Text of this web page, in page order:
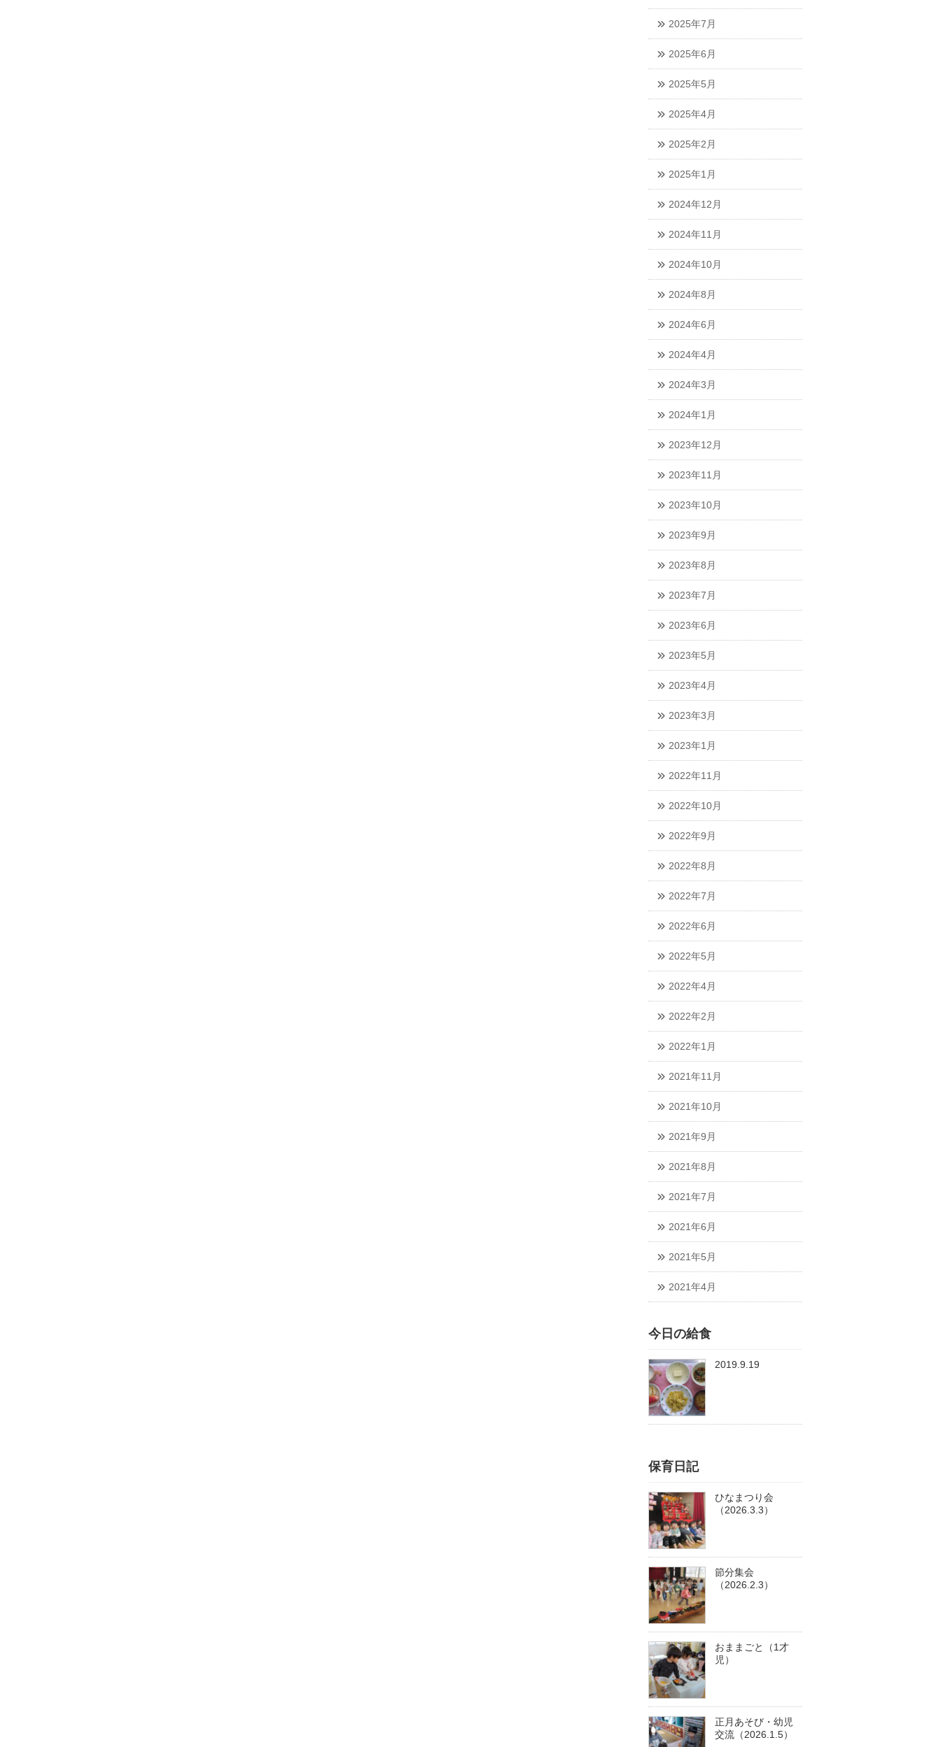
2025年7月
2025年6月
2025年5月
2025年4月
2025年2月
2025年1月
2024年12月
2024年11月
2024年10月
2024年8月
2024年6月
2024年4月
2024年3月
2024年1月
2023年12月
2023年11月
2023年10月
2023年9月
2023年8月
2023年7月
2023年6月
2023年5月
2023年4月
2023年3月
2023年1月
2022年11月
2022年10月
2022年9月
2022年8月
2022年7月
2022年6月
2022年5月
2022年4月
2022年2月
2022年1月
2021年11月
2021年10月
2021年9月
2021年8月
2021年7月
2021年6月
2021年5月
2021年4月
今日の給食
2019.9.19
保育日記
ひなまつり会
（2026.3.3）
節分集会
（2026.2.3）
おままごと（1才
児）
正月あそび・幼児
交流（2026.1.5）